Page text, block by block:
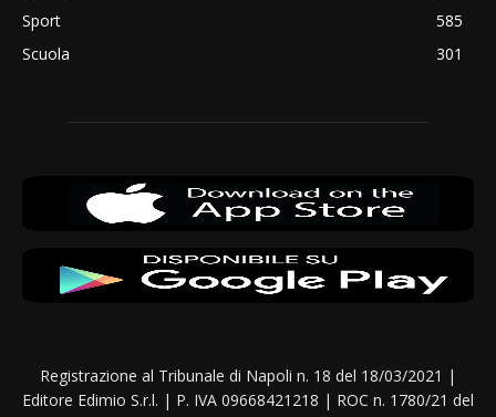
Sport
585
Scuola
301
Registrazione al Tribunale di Napoli n. 18 del 18/03/2021 |
Editore Edimio S.r.l. | P. IVA 09668421218 | ROC n. 1780/21 del